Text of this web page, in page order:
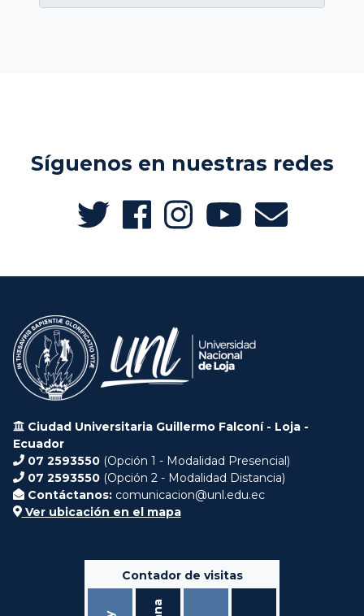
Síguenos en nuestras redes
Ciudad Universitaria Guillermo Falconí - Loja -
Ecuador
07 2593550 (Opción 1 - Modalidad Presencial)
07 2593550 (Opción 2 - Modalidad Distancia)
Contáctanos: comunicacion@unl.edu.ec
Ver ubicación en el mapa
Contador de visitas